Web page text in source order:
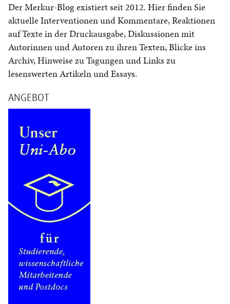
Der Merkur-Blog existiert seit 2012. Hier finden Sie
aktuelle Interventionen und Kommentare, Reaktionen
auf Texte in der Druckausgabe, Diskussionen mit
Autorinnen und Autoren zu ihren Texten, Blicke ins
Archiv, Hinweise zu Tagungen und Links zu
lesenswerten Artikeln und Essays.
ANGEBOT